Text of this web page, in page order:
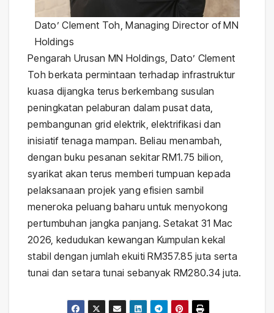
Dato’ Clement Toh, Managing Director of MN
Holdings
Pengarah Urusan MN Holdings, Dato’ Clement
Toh berkata permintaan terhadap infrastruktur
kuasa dijangka terus berkembang susulan
peningkatan pelaburan dalam pusat data,
pembangunan grid elektrik, elektrifikasi dan
inisiatif tenaga mampan. Beliau menambah,
dengan buku pesanan sekitar RM1.75 bilion,
syarikat akan terus memberi tumpuan kepada
pelaksanaan projek yang efisien sambil
meneroka peluang baharu untuk menyokong
pertumbuhan jangka panjang. Setakat 31 Mac
2026, kedudukan kewangan Kumpulan kekal
stabil dengan jumlah ekuiti RM357.85 juta serta
tunai dan setara tunai sebanyak RM280.34 juta.